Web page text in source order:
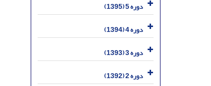
دوره 5 (1395)
دوره 4 (1394)
دوره 3 (1393)
دوره 2 (1392)